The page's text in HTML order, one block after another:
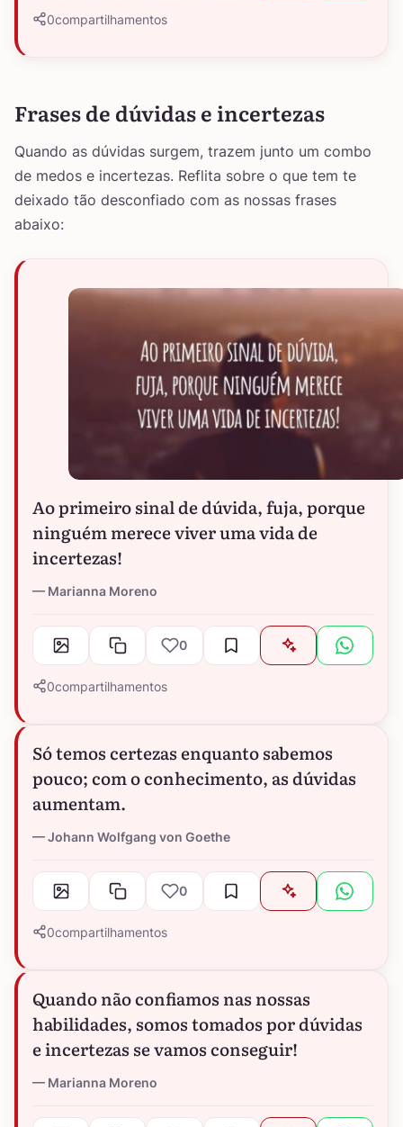
0compartilhamentos
Frases de dúvidas e incertezas
Quando as dúvidas surgem, trazem junto um combo
de medos e incertezas. Reflita sobre o que tem te
deixado tão desconfiado com as nossas frases
abaixo:
Ao primeiro sinal de dúvida, fuja, porque
ninguém merece viver uma vida de
incertezas!
Marianna Moreno
0
0compartilhamentos
Só temos certezas enquanto sabemos
pouco; com o conhecimento, as dúvidas
aumentam.
Johann Wolfgang von Goethe
0
0compartilhamentos
Quando não confiamos nas nossas
habilidades, somos tomados por dúvidas
e incertezas se vamos conseguir!
Marianna Moreno